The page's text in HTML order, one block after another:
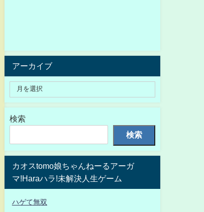
アーカイブ
検索
検索
カオスtomo娘ちゃんねーるアーガ
マ!Haraハラ!未解決人生ゲーム
ハゲて無双